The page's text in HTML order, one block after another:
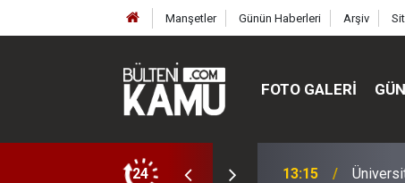
Manşetler Günün Haberleri Arşiv
FOTO GALERI
24
ve enstitüler kuruldu, bazıları kapatıldı 13:00